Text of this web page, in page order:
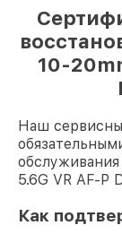
10-
Наш
5.6G VR AF-P
Как